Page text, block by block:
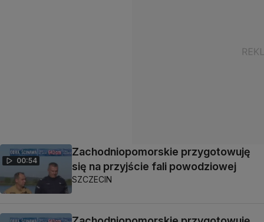
00:54
Zachodniopomorskie przygotowuję
się na przyjście fali powodziowej
SZCZECIN